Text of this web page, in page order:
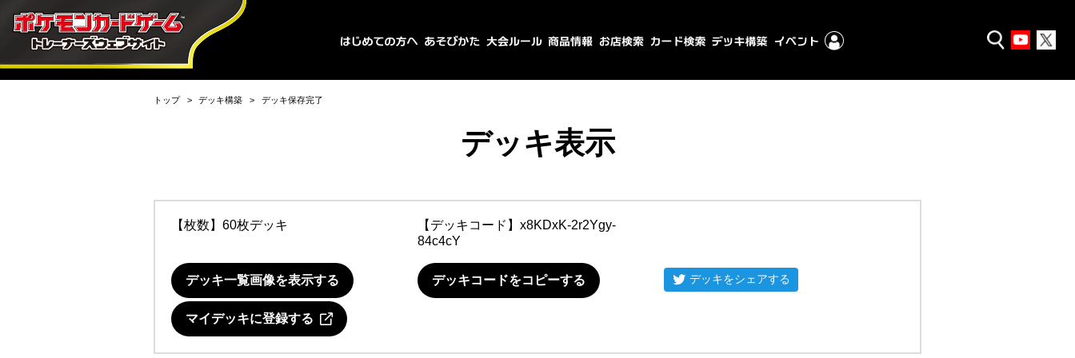
トップ デッキ構築 デッキ保存完了
デッキ表示
【枚数】60枚デッキ 【デッキコード】 x8KDxK-2r2Ygy-
84c4cY
デッキ一覧画像を表示する デッキコードをコピーする デッキをシェアする
マイデッキに登録する